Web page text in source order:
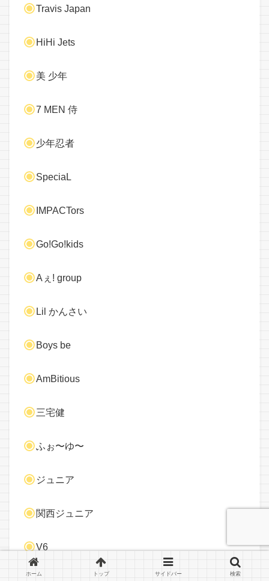
Travis Japan
HiHi Jets
美 少年
7 MEN 侍
少年忍者
SpeciaL
IMPACTors
Go!Go!kids
Aぇ! group
Lil かんさい
Boys be
AmBitious
三宅健
ふぉ〜ゆ〜
ジュニア
関西ジュニア
V6
ホーム トップ サイドバー 検索